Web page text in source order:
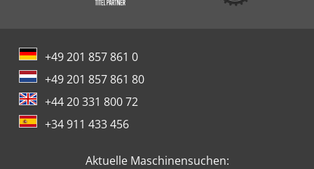
+49 201 857 861 0
+49 201 857 861 80
+44 20 331 800 72
+34 911 433 456
Aktuelle Maschinensuchen: